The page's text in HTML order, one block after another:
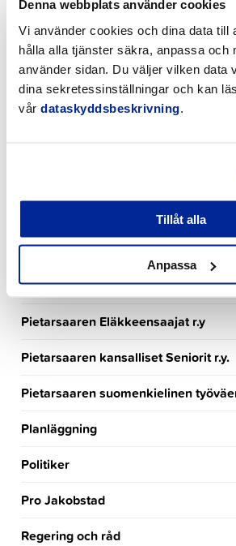
Denna webbplats använder cookies
Vi använder cookies och dina data till
hålla alla tjänster säkra, anpassa och
använder sidan. Du väljer vilken data
dina sekretessinställningar och kan
vår dataskyddsbeskrivning
Tillåt alla
Anpassa
Motion och idrott
Mätningsavdelningen
Pedagogisk ledare
Pensionärsklubben Milstolpen r.f.
Personalavdelningen
Pietarsaaren Eläkeläiset r.y.
Pietarsaaren Eläkkeensaajat r.y
Pietarsaaren kansalliset Seniorit r.y.
Pietarsaaren suomenkielinen
Planläggning
Politiker
Pro Jakobstad
Regering och råd